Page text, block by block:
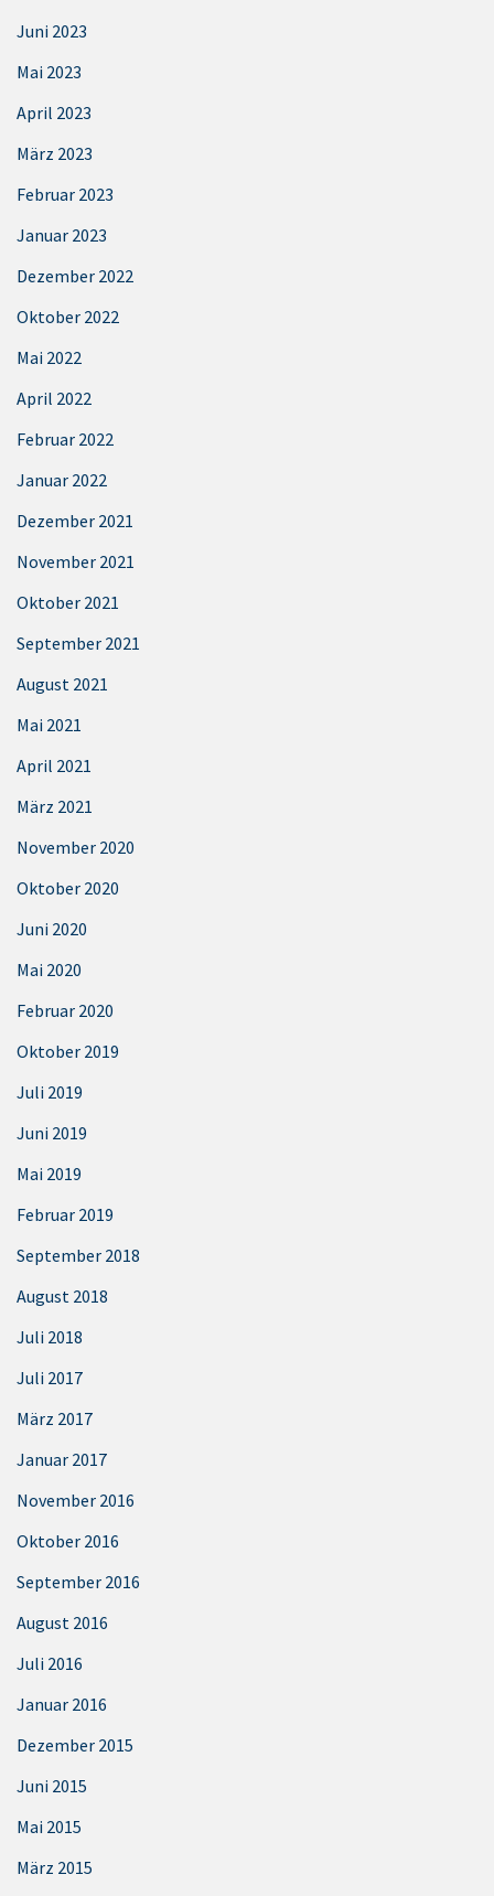
Juni 2023
Mai 2023
April 2023
März 2023
Februar 2023
Januar 2023
Dezember 2022
Oktober 2022
Mai 2022
April 2022
Februar 2022
Januar 2022
Dezember 2021
November 2021
Oktober 2021
September 2021
August 2021
Mai 2021
April 2021
März 2021
November 2020
Oktober 2020
Juni 2020
Mai 2020
Februar 2020
Oktober 2019
Juli 2019
Juni 2019
Mai 2019
Februar 2019
September 2018
August 2018
Juli 2018
Juli 2017
März 2017
Januar 2017
November 2016
Oktober 2016
September 2016
August 2016
Juli 2016
Januar 2016
Dezember 2015
Juni 2015
Mai 2015
März 2015